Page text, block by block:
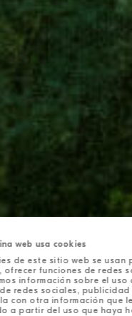
web usa cookies
de este sitio web se
ofrecer funciones de redes
información sobre el
redes sociales,
con otra información que
a partir del uso que haya